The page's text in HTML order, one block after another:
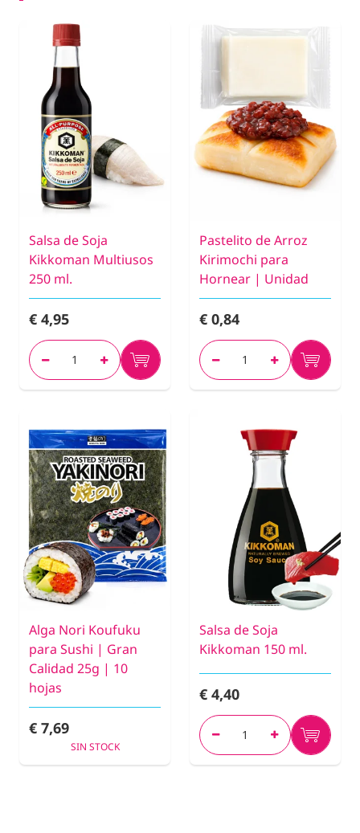
Salsa de Soja
Kikkoman Multiusos
250 ml.
€ 4,95
Pastelito de Arroz
Kirimochi para
Hornear | Unidad
€ 0,84
Alga Nori Koufuku
para Sushi | Gran
Calidad 25g | 10
hojas
€ 7,69
SIN STOCK
Salsa de Soja
Kikkoman 150 ml.
€ 4,40